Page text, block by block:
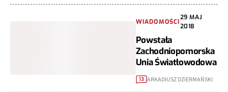
WIADOMOŚCI
29 MAJ
2018
Powstała
Zachodniopomorska
Unia Światłowodowa
13 ARKADIUSZ DZIERMAŃSKI